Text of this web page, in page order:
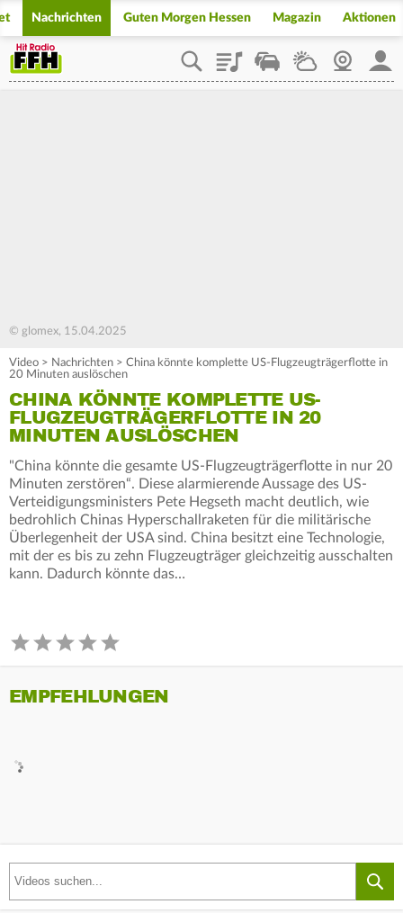
Nachrichten Guten Morgen Hessen Magazin Aktionen
PlaylistStaupilotWetterWebcam
© glomex, 15.04.2025
Video > Nachrichten > China könnte komplette US-Flugzeugträgerflotte in
20 Minuten auslöschen
CHINA KÖNNTE KOMPLETTE US-
FLUGZEUGTRÄGERFLOTTE IN 20
MINUTEN AUSLÖSCHEN
"China könnte die gesamte US-Flugzeugträgerflotte in nur 20
Minuten zerstören“. Diese alarmierende Aussage des US-
Verteidigungsministers Pete Hegseth macht deutlich, wie
bedrohlich Chinas Hyperschallraketen für die militärische
Überlegenheit der USA sind. China besitzt eine Technologie,
mit der es bis zu zehn Flugzeugträger gleichzeitig ausschalten
kann. Dadurch könnte das…
EMPFEHLUNGEN